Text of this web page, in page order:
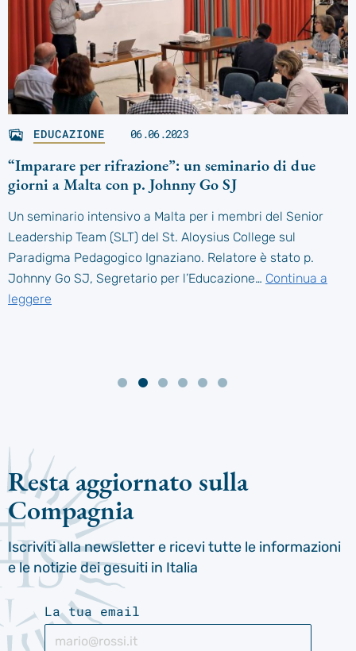
EDUCAZIONE 06.06.2023
“Imparare per rifrazione”: un seminario di due
giorni a Malta con p. Johnny Go SJ
Un seminario intensivo a Malta per i membri del Senior
Leadership Team (SLT) del St. Aloysius College sul
Paradigma Pedagogico Ignaziano. Relatore è stato p.
Johnny Go SJ, Segretario per l’Educazione… Continua a
leggere
Resta aggiornato sulla
Compagnia
Iscriviti alla newsletter e ricevi tutte le informazioni
e le notizie dei gesuiti in Italia
La tua email